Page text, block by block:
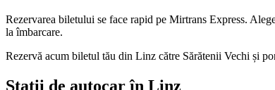
Rezervarea biletului se face rapid pe Mirtrans Express.
la îmbarcare.
Rezervă acum biletul tău din Linz către Sărătenii Vechi și
Stații de autocar în Linz